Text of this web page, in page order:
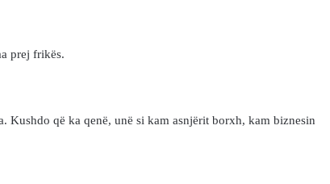
prej frikës.
që ka qenë, unë si kam asnjërit borxh, kam biznesin